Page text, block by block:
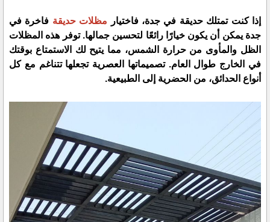
إذا كنت تمتلك حديقة في جدة، فاختيار مظلات حديقة فاخرة في
جدة يمكن أن يكون خيارًا رائعًا لتحسين جمالها. توفر هذه المظلات
الظل والمأوى من حرارة الشمس، مما يتيح لك الاستمتاع بوقتك
في الخارج طوال العام. تصميماتها العصرية تجعلها تتناغم مع كل
أنواع الحدائق، من الحضرية إلى الطبيعية.